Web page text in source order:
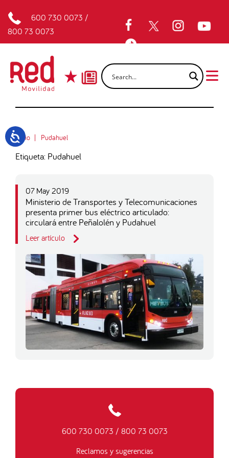
600 730 0073 /
800 73 0073
Inicio Pudahuel
Etiqueta: Pudahuel
07 May 2019
Ministerio de Transportes y Telecomunicaciones
presenta primer bus eléctrico articulado:
circulará entre Peñalolén y Pudahuel
Leer artículo
600 730 0073 / 800 73 0073
Reclamos y sugerencias